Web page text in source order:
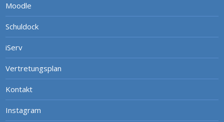
Moodle
Schuldock
iServ
Vertretungsplan
Kontakt
Instagram